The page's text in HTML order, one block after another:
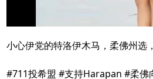
小心伊党的特洛伊木马，柔佛州选
#711投希盟 #支持Harapan #柔佛